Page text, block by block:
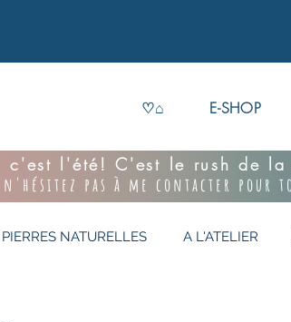
♡⌂ E-SHOP
c'est l'été! C'est le rush de la
pas à me contacter pour
PIERRES NATURELLES A L'ATELIER